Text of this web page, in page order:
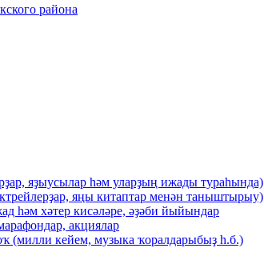
района
яҙыусылар һәм уларҙың ижады тураһында)
яңы китаптар менән таныштырыу)
һәм хәтер кисәләре, әҙәби йыйындар
акциялар
(милли кейем, музыка ҡоралдарыбыҙ һ.б.)